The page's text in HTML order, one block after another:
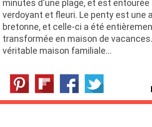
minutes d'une plage, et est entourée
verdoyant et fleuri. Le penty est une
bretonne, et celle-ci a été
transformée en maison de
véritable maison familiale…